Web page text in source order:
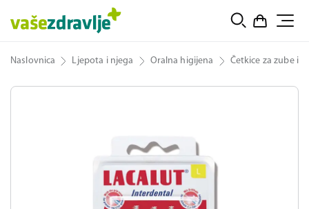
Naslovnica Ljepota i njega Oralna higijena Četkice za zube i